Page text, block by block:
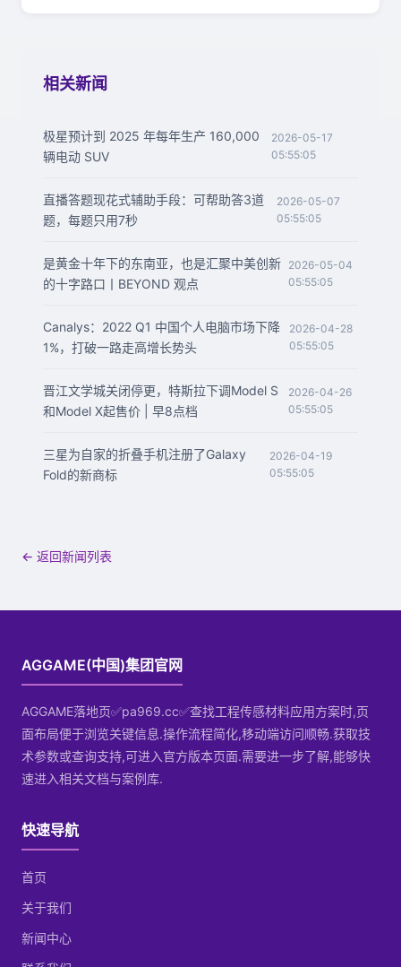
相关新闻
极星预计到 2025 年每年生产 160,000
辆电动 SUV
2026-05-17
05:55:05
直播答题现花式辅助手段：可帮助答3道
题，每题只用7秒
2026-05-07
05:55:05
是黄金十年下的东南亚，也是汇聚中美创新
的十字路口丨BEYOND 观点
2026-05-04
05:55:05
Canalys：2022 Q1 中国个人电脑市场下降
1%，打破一路走高增长势头
2026-04-28
05:55:05
晋江文学城关闭停更，特斯拉下调Model S
和Model X起售价 | 早8点档
2026-04-26
05:55:05
三星为自家的折叠手机注册了Galaxy
Fold的新商标
2026-04-19
05:55:05
← 返回新闻列表
AGGAME(中国)集团官网
AGGAME落地页✅pa969.cc✅查找工程传感材料应用方案时,页
面布局便于浏览关键信息.操作流程简化,移动端访问顺畅.获取技
术参数或查询支持,可进入官方版本页面.需要进一步了解,能够快
速进入相关文档与案例库.
快速导航
首页
关于我们
新闻中心